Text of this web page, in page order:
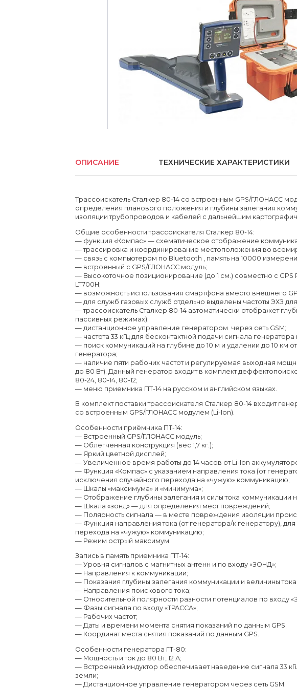
ОПИСАНИЕ ТЕХНИЧЕСКИЕ ХАРАКТЕРИСТИКИ
Трассоискатель Сталкер 80-14 со встроенным GPS/ГЛОНАСС
определения планового положения и глубины залегания
изоляции трубопроводов и кабелей с дальнейшим
Общие особенности трассоискателя Сталкер 80-14:
— функция «Компас» — схематическое отображение
— трассировка и координирование местоположения во
— связь с компьютером по Bluetooth , память на 10000
— встроенный с GPS/ГЛОНАСС модуль;
— Высокоточное позиционирование (до 1 см.) совместно с GPS
LT700H;
— возможность использования смартфона вместо внешнего
— для служб газовых служб отдельно выделены частоты ЭХЗ
— трассоискатель Сталкер 80-14 автоматически отображет
пассивных режимах);
— дистанционное управление генератором через сеть GSM;
— частота 33 кГц для бесконтактной подачи сигнала
— поиск коммуникаций на глубине до 10 м и удалении до 10 км
генератора;
— наличие пяти рабочих частот и регулируемая выходная
до 80 Вт). Данный генератор входит в комплект
80-24, 80-14, 80-12;
— меню приемника ПТ-14 на русском и английском языках.
В комплект поставки трассоискателя Сталкер 80-14 входит
со встроенным GPS/ГЛОНАСС модулем (Li-Ion).
Особенности приёмника ПТ-14:
— Встроенный GPS/ГЛОНАСС модуль;
— Облегченная конструкция (вес 1,7 кг.);
— Яркий цветной дисплей;
— Увеличенное время работы до 14 часов от Li-Ion
— Функция «Компас» с указанием направления тока (от
исключения случайного перехода на «чужую» коммуникацию;
— Шкалы «максимума» и «минимума»;
— Отображение глубины залегания и силы тока коммуникации
— Шкала «зонд» — для определения мест повреждений;
— Полярность сигнала — в месте повреждения изоляции
— Функция направления тока (от генератора/к генератору),
перехода на «чужую» коммуникацию;
— Режим острый максимум.
Запись в память приемника ПТ-14:
— Уровня сигналов с магнитных антенн и по входу «ЗОНД»;
— Направления к коммуникации;
— Показания глубины залегания коммуникации и величины тока
— Направления поискового тока;
— Относительной полярности разности потенциалов по входу
— Фазы сигнала по входу «ТРАССА»;
— Рабочих частот;
— Даты и времени момента снятия показаний по данным GPS;
— Координат места снятия показаний по данным GPS.
Особенности генератора ГТ-80:
— Мощность и ток до 80 Вт, 12 А;
— Встроенный индуктор обеспечивает наведение сигнала 33
земли;
— Дистанционное управление генератором через сеть GSM;
Я согласен с